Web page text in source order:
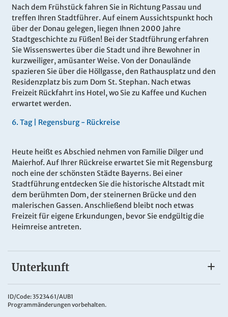
Nach dem Frühstück fahren Sie in Richtung Passau und
treffen Ihren Stadtführer. Auf einem Aussichtspunkt hoch
über der Donau gelegen, liegen Ihnen 2000 Jahre
Stadtgeschichte zu Füßen! Bei der Stadtführung erfahren
Sie Wissenswertes über die Stadt und ihre Bewohner in
kurzweiliger, amüsanter Weise. Von der Donaulände
spazieren Sie über die Höllgasse, den Rathausplatz und den
Residenzplatz bis zum Dom St. Stephan. Nach etwas
Freizeit Rückfahrt ins Hotel, wo Sie zu Kaffee und Kuchen
erwartet werden.
6. Tag | Regensburg - Rückreise
Heute heißt es Abschied nehmen von Familie Dilger und
Maierhof. Auf Ihrer Rückreise erwartet Sie mit Regensburg
noch eine der schönsten Städte Bayerns. Bei einer
Stadtführung entdecken Sie die historische Altstadt mit
dem berühmten Dom, der steinernen Brücke und den
malerischen Gassen. Anschließend bleibt noch etwas
Freizeit für eigene Erkundungen, bevor Sie endgültig die
Heimreise antreten.
Unterkunft
Hotel-Gasthof Dilger
Im familiär geführten
Maierhof bei Rattenberg erleben Sie bayerische
ID/Code: 3523461/AUB1
Programmänderungen vorbehalten.